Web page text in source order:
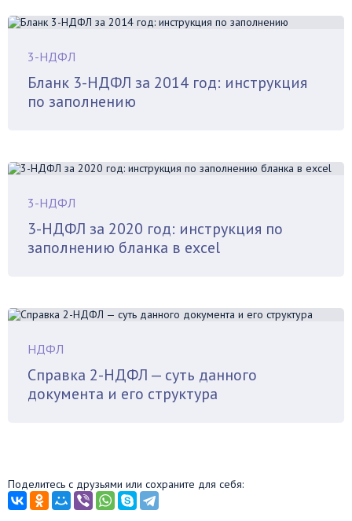
3-НДФЛ
Бланк 3-НДФЛ за 2014 год: инструкция
по заполнению
3-НДФЛ
3-НДФЛ за 2020 год: инструкция по
заполнению бланка в excel
НДФЛ
Справка 2-НДФЛ — суть данного
документа и его структура
Поделитесь с друзьями или сохраните для себя: